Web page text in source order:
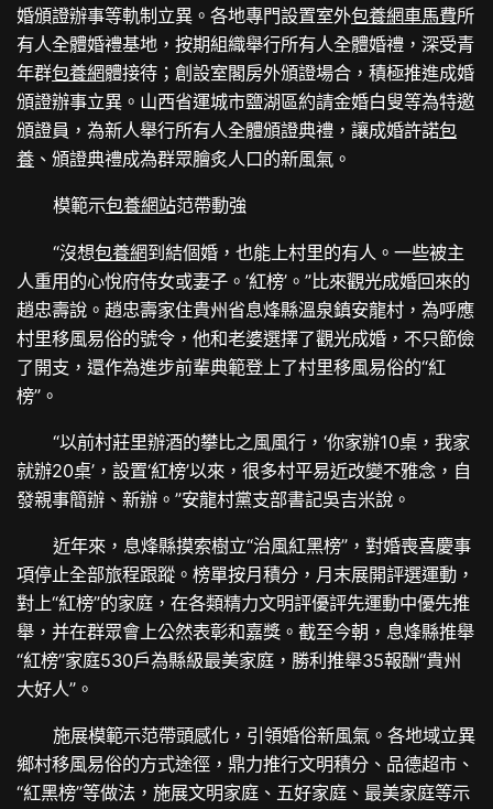
婚頒證辦事等軌制立異。各地專門設置室外包養網車馬費所
有人全體婚禮基地，按期組織舉行所有人全體婚禮，深受青
年群包養網體接待；創設室閣房外頒證場合，積極推進成婚
頒證辦事立異。山西省運城市鹽湖區約請金婚白叟等為特邀
頒證員，為新人舉行所有人全體頒證典禮，讓成婚許諾包
養 、頒證典禮成為群眾膾炙人口的新風氣。
模範示包養網站范帶動強
“沒想包養網到結個婚，也能上村里的有人。一些被主
人重用的心悅府侍女或妻子。‘紅榜’。”比來觀光成婚回來的
趙忠壽說。趙忠壽家住貴州省息烽縣溫泉鎮安龍村，為呼應
村里移風易俗的號令，他和老婆選擇了觀光成婚，不只節儉
了開支，還作為進步前輩典範登上了村里移風易俗的“紅
榜”。
“以前村莊里辦酒的攀比之風風行，‘你家辦10桌，我家
就辦20桌’，設置‘紅榜’以來，很多村平易近改變不雅念，自
發親事簡辦、新辦。”安龍村黨支部書記吳吉米說。
近年來，息烽縣摸索樹立“治風紅黑榜”，對婚喪喜慶事
項停止全部旅程跟蹤。榜單按月積分，月末展開評選運動，
對上“紅榜”的家庭，在各類精力文明評優評先運動中優先推
舉，并在群眾會上公然表彰和嘉獎。截至今朝，息烽縣推舉
“紅榜”家庭530戶為縣級最美家庭，勝利推舉35報酬“貴州
大好人”。
施展模範示范帶頭感化，引領婚俗新風氣。各地域立異
鄉村移風易俗的方式途徑，鼎力推行文明積分、品德超市、
“紅黑榜”等做法，施展文明家庭、五好家庭、最美家庭等示